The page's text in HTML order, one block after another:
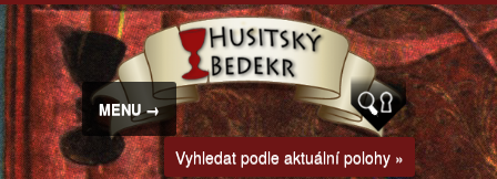
MENU →
Vyhledat podle aktuální polohy »